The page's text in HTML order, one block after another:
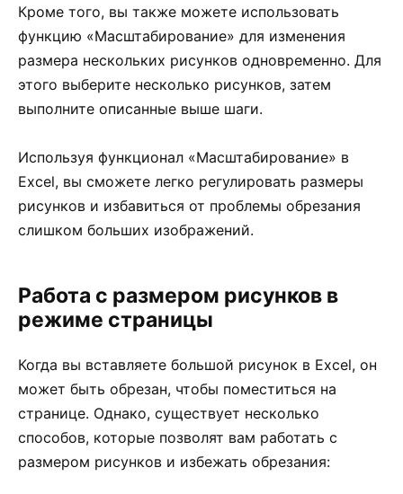
Кроме того, вы также можете использовать
функцию «Масштабирование» для изменения
размера нескольких рисунков одновременно. Для
этого выберите несколько рисунков, затем
выполните описанные выше шаги.
Используя функционал «Масштабирование» в
Excel, вы сможете легко регулировать размеры
рисунков и избавиться от проблемы обрезания
слишком больших изображений.
Работа с размером рисунков в
режиме страницы
Когда вы вставляете большой рисунок в Excel, он
может быть обрезан, чтобы поместиться на
странице. Однако, существует несколько
способов, которые позволят вам работать с
размером рисунков и избежать обрезания: